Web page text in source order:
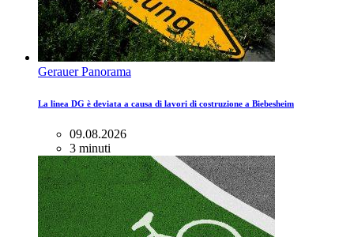
Gerauer Panorama
La linea DG è deviata a causa di lavori di costruzione a Biebesheim
09.08.2026
3 minuti